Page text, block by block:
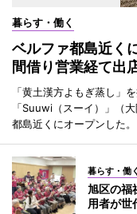
暮らす・働く
ベルファ都島近く
間借り営業経て出
「黄土漢方よもぎ蒸し」
「Suuwi（スーイ）」（
都島近くにオープンした。
暮らす・働く
旭区の福
用者が世